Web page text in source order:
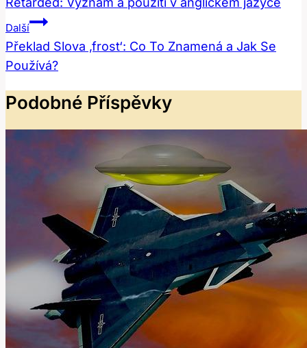
Pro
Příspěvek
Další
Překlad Slova ‚frost‘: Co To Znamená a Jak Se
Používá?
Podobné Příspěvky